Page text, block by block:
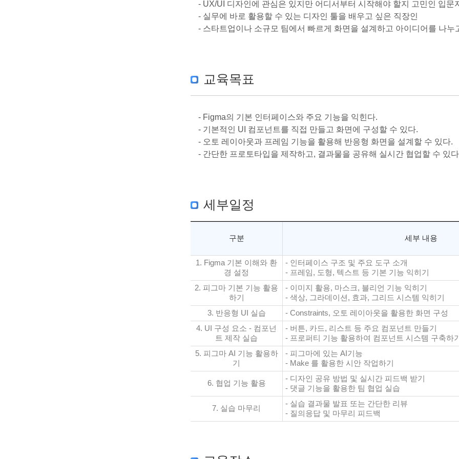
- UX/UI 디자인에 관심은 있지만 어디서부터 시작해야 할지 고민인 입문
- 실무에 바로 활용할 수 있는 디자인 툴을 배우고 싶은 직장인
- 스타트업이나 소규모 팀에서 빠르게 화면을 설계하고 아이디어를 나누
교육목표
- Figma의 기본 인터페이스와 주요 기능을 익힌다.
- 기본적인 UI 컴포넌트를 직접 만들고 화면에 구성할 수 있다.
- 오토 레이아웃과 프레임 기능을 활용해 반응형 화면을 설계할 수 있다.
- 간단한 프로토타입을 제작하고, 결과물을 공유해 실시간 협업할 수 있
세부일정
구분 세부 내용
1. Figma 기본 이해와 환
경 설정
- 인터페이스 구조 및 주요 도구 소개
- 프레임, 도형, 텍스트 등 기본 기능 익히기
2. 피그마 기본 기능 활용
하기
- 이미지 활용, 마스크, 블리언 기능 익히기
- 색상, 그라데이션, 효과, 그리드 시스템 익히기
3. 반응형 UI 실습 - Constraints, 오토 레이아웃을 활용한 화면 구성
4. UI 구성 요소 - 컴포넌
트 제작 실습
- 버튼, 카드, 리스트 등 주요 컴포넌트 만들기
- 프로퍼티 기능 활용하여 컴포넌트 시스템 구축하
5. 피그마 AI 기능 활용하
기
- 피그마에 있는 AI기능
- Make 를 활용한 시안 작업하기
6. 협업 기능 활용
- 디자인 공유 방법 및 실시간 피드백 받기
- 댓글 기능을 활용한 팀 협업 실습
7. 실습 마무리
- 실습 결과물 발표 또는 간단한 리뷰
- 질의응답 및 마무리 피드백